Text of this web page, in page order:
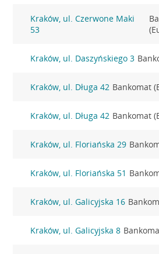
Kraków, ul. Czerwone Maki
53
Kraków, ul. Daszyńskiego 3
Kraków, ul. Długa 42 Bankomat
Kraków, ul. Długa 42 Bankomat
Kraków, ul. Floriańska 29
Kraków, ul. Floriańska 51
Kraków, ul. Galicyjska 16
Kraków, ul. Galicyjska 8